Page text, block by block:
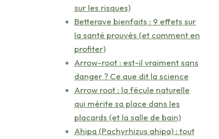
sur les risques)
Betterave bienfaits : 9 effets sur
la santé prouvés (et comment en
profiter)
Arrow-root : est-il vraiment sans
danger ? Ce que dit la science
Arrow root : la fécule naturelle
qui mérite sa place dans les
placards (et la salle de bain)
Ahipa (Pachyrhizus ahipa) : tout